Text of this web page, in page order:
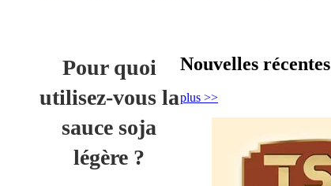
Pour quoi
utilisez-vous la
sauce soja
légère ?
Nouvelles récentes
plus >>